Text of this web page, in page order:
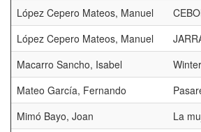
López Cepero Mateos, Manuel
López Cepero Mateos, Manuel
Macarro Sancho, Isabel
Mateo García, Fernando
Mimó Bayo, Joan
La